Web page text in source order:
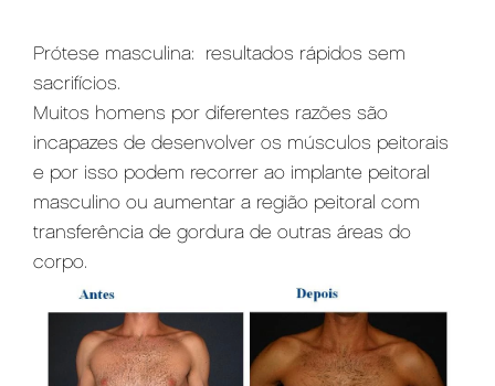
Prótese masculina: resultados rápidos sem
sacrifícios.
Muitos homens por diferentes razões são
incapazes de desenvolver os músculos peitorais
e por isso podem recorrer ao implante peitoral
masculino ou aumentar a região peitoral com
transferência de gordura de outras áreas do
corpo.